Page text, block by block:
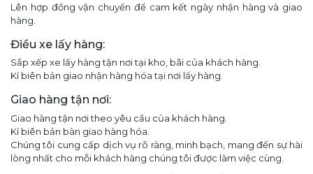
Lên hợp đồng vận chuyển để cam kết ngày nhận hàng và giao
hàng.
Điều xe lấy hàng:
Sắp xếp xe lấy hàng tận nơi tại kho, bãi của khách hàng.
Kí biên bản giao nhận hàng hóa tại nơi lấy hàng.
Giao hàng tận nơi:
Giao hàng tận nơi theo yêu cầu của khách hàng.
Kí biên bản bàn giao hàng hóa.
Chúng tôi cung cấp dịch vụ rõ ràng, minh bạch, mang đến sự hài
lòng nhất cho mỗi khách hàng chúng tôi được làm việc cùng.